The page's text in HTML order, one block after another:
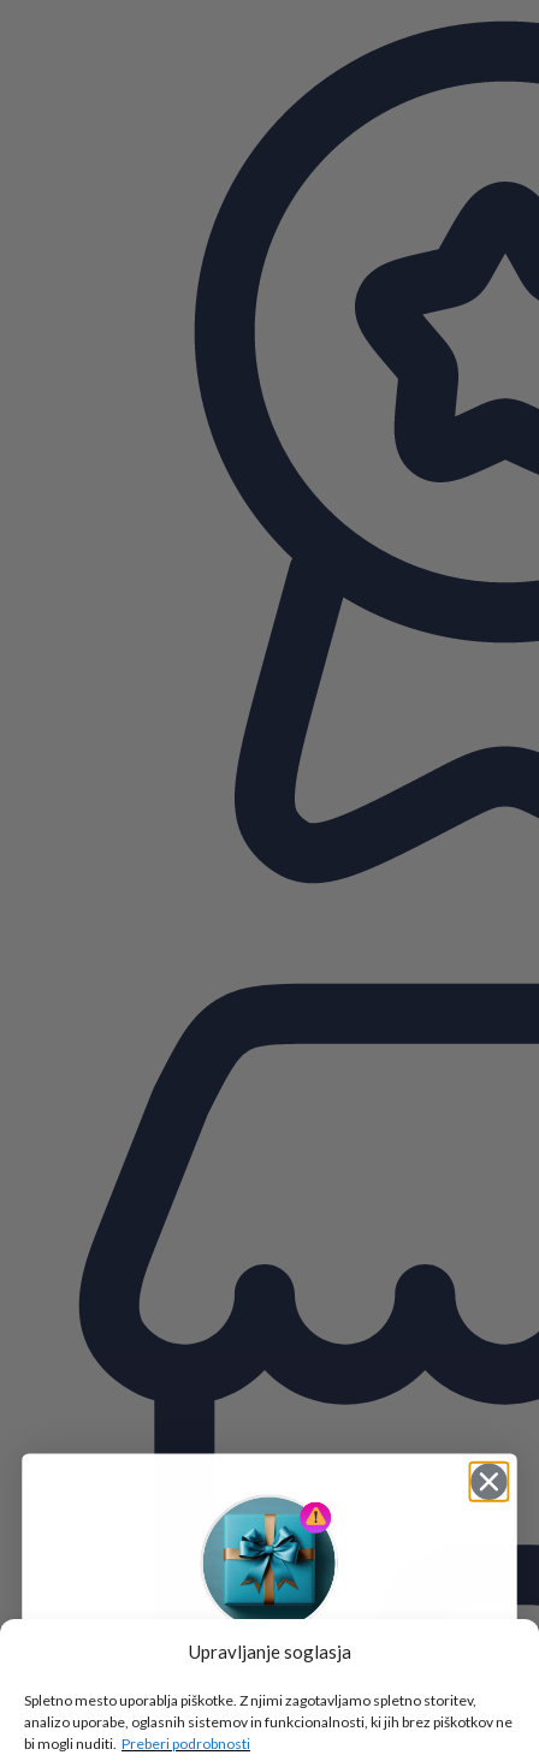
Upravljanje soglasja
Spletno mesto uporablja piškotke. Z njimi zagotavljamo spletno storitev,
analizo uporabe, oglasnih sistemov in funkcionalnosti, ki jih brez piškotkov ne
bi mogli nuditi. Preberi podrobnosti
Tukaj je!
🎁 DARILO
Vpiši podatke za prejem darila